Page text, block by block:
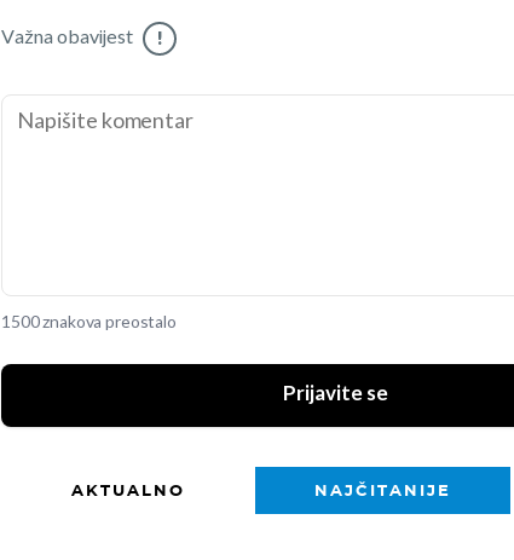
Važna obavijest !
1500 znakova preostalo
Prijavite se
AKTUALNO NAJČITANIJE